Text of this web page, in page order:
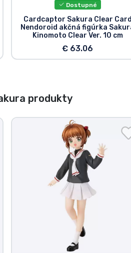
Dostupné
Cardcaptor Sakura Clear Card
Nendoroid akčná figúrka
Kinomoto Clear Ver. 10 cm
€ 63.06
produkty